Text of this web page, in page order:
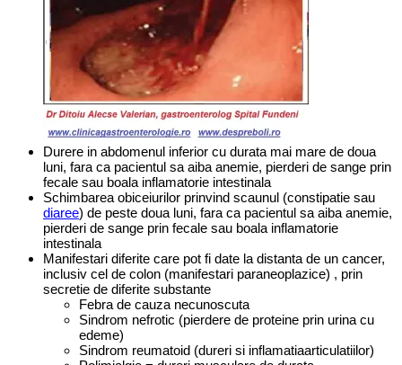
Durere in abdomenul inferior cu durata mai mare de doua
luni, fara ca pacientul sa aiba anemie, pierderi de sange prin
fecale sau boala inflamatorie intestinala
Schimbarea obiceiurilor prinvind scaunul (constipatie sau
diaree) de peste doua luni, fara ca pacientul sa aiba anemie,
pierderi de sange prin fecale sau boala inflamatorie
intestinala
Manifestari diferite care pot fi date la distanta de un cancer,
inclusiv cel de colon (manifestari paraneoplazice) , prin
secretie de diferite substante
Febra de cauza necunoscuta
Sindrom nefrotic (pierdere de proteine prin urina cu
edeme)
Sindrom reumatoid (dureri si inflamatiaarticulatiilor)